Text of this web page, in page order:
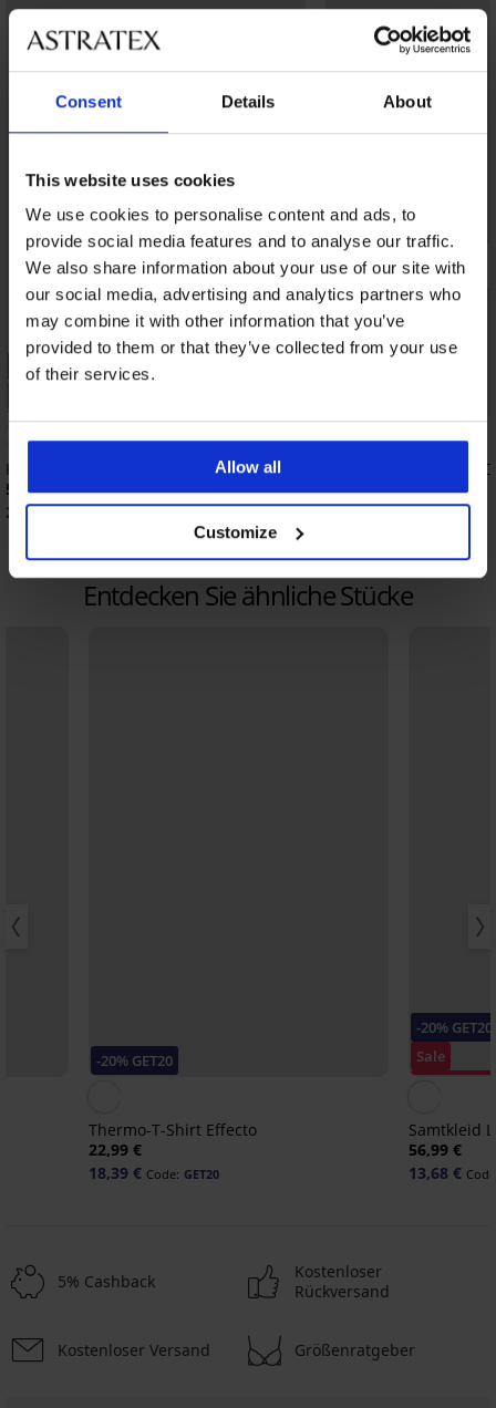
Consent Details About
This website uses cookies
We use cookies to personalise content and ads, to
provide social media features and to analyse our traffic.
We also share information about your use of our site with
our social media, advertising and analytics partners who
may combine it with other information that you’ve
provided to them or that they’ve collected from your use
of their services.
Allow all
Customize
-20% GET20
Rabatt -50%
Kleid Pieces PCRache
50,99 €
20,40 €
Rabatt -50%
Pullover Kleid Pieces
42,99 €
17,20 €
Entdecken Sie ähnliche Stücke
-20% GET20
Thermo-T-Shirt Effecto
22,99 €
18,39 € Code: GET20
-20% GET20
Sale
Samtkleid
56,99 €
13,68 €
5% Cashback
Kostenloser
Rückversand
Kostenloser Versand Größenratgeber